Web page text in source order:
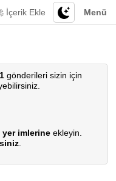
Menü
İçerik Ekle
gönderileri sizin için
yer imlerine ekleyin.